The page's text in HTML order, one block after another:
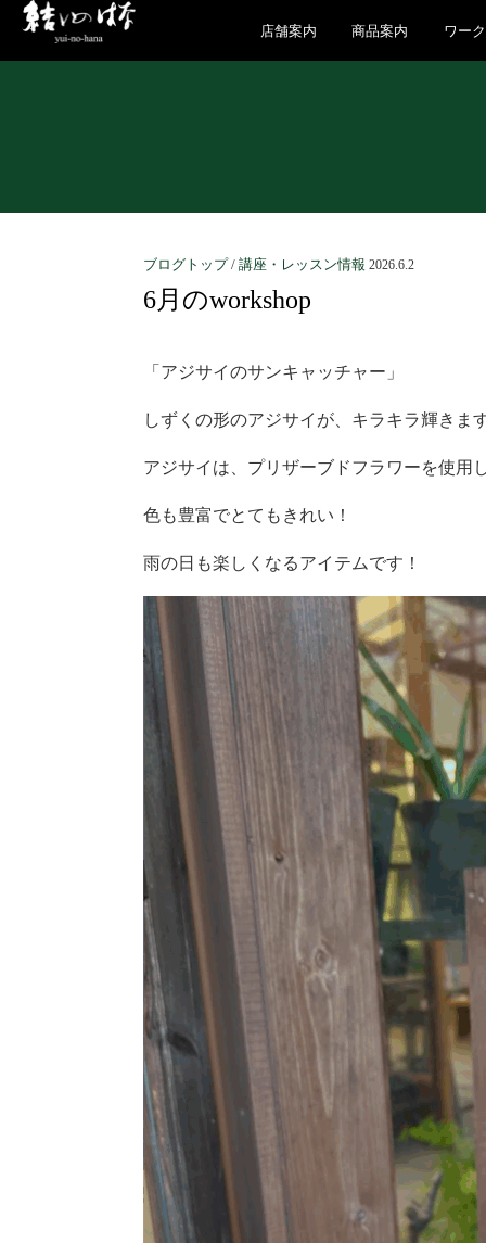
店舗案内 商品案内 ワー
ブログトップ / 講座・レッスン情報 2026.6.2
6月のworkshop
「アジサイのサンキャッチャー」
しずくの形のアジサイが、キラキラ輝きま
アジサイは、プリザーブドフラワーを使用
色も豊富でとてもきれい！
雨の日も楽しくなるアイテムです！